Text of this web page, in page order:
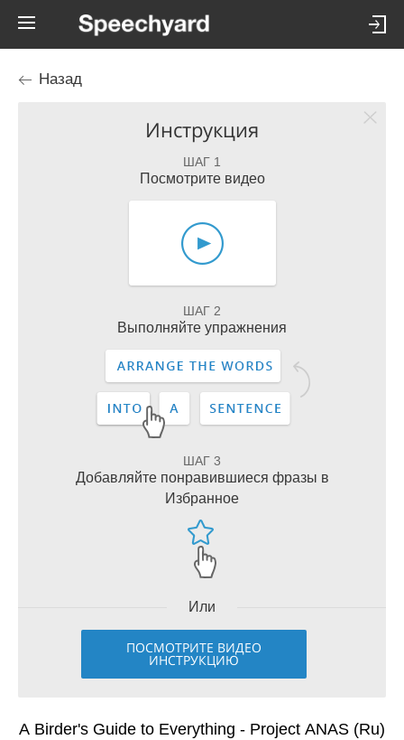
Назад
Инструкция
ШАГ 1
Посмотрите видео
ШАГ 2
Выполняйте упражнения
ШАГ 3
Добавляйте понравившиеся фразы в
Избранное
Или
ПОСМОТРИТЕ ВИДЕО
ИНСТРУКЦИЮ
A Birder's Guide to Everything - Project ANAS (Ru)